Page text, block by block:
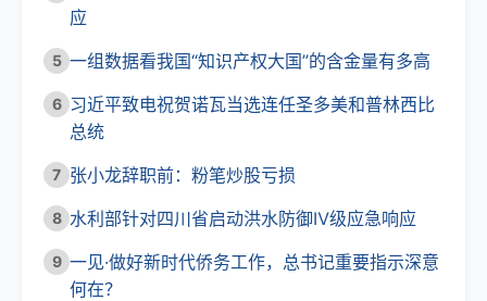
应
5 一组数据看我国“知识产权大国”的含金量有多高
6 习近平致电祝贺诺瓦当选连任圣多美和普林西比
总统
7 张小龙辞职前：粉笔炒股亏损
8 水利部针对四川省启动洪水防御Ⅳ级应急响应
9 一见·做好新时代侨务工作，总书记重要指示深意
何在？